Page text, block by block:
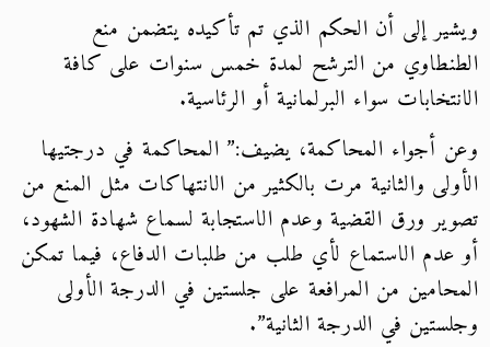
ويشير إلى أن الحكم الذي تم تأكيده يتضمن منع
الطنطاوي من الترشح لمدة خمس سنوات على كافة
الانتخابات سواء البرلمانية أو الرئاسية.
وعن أجواء المحاكمة، يضيف:” المحاكمة في درجتيها
الأولى والثانية مرت بالكثير من الانتهاكات مثل المنع من
تصوير ورق القضية وعدم الاستجابة لسماع شهادة الشهود،
أو عدم الاستماع لأي طلب من طلبات الدفاع، فيما تمكن
المحامين من المرافعة على جلستين في الدرجة الأولى
وجلستين في الدرجة الثانية”.